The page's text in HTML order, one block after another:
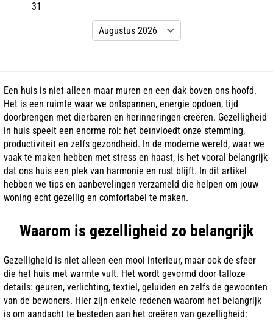
31
Een huis is niet alleen maar muren en een dak boven ons hoofd.
Het is een ruimte waar we ontspannen, energie opdoen, tijd
doorbrengen met dierbaren en herinneringen creëren. Gezelligheid
in huis speelt een enorme rol: het beïnvloedt onze stemming,
productiviteit en zelfs gezondheid. In de moderne wereld, waar we
vaak te maken hebben met stress en haast, is het vooral belangrijk
dat ons huis een plek van harmonie en rust blijft. In dit artikel
hebben we tips en aanbevelingen verzameld die helpen om jouw
woning echt gezellig en comfortabel te maken.
Waarom is gezelligheid zo belangrijk
Gezelligheid is niet alleen een mooi interieur, maar ook de sfeer
die het huis met warmte vult. Het wordt gevormd door talloze
details: geuren, verlichting, textiel, geluiden en zelfs de gewoonten
van de bewoners. Hier zijn enkele redenen waarom het belangrijk
is om aandacht te besteden aan het creëren van gezelligheid: